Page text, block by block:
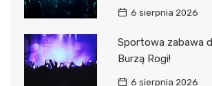
6 sierpnia 2026
Sportowa zabawa
Burzą Rogi!
6 sierpnia 2026